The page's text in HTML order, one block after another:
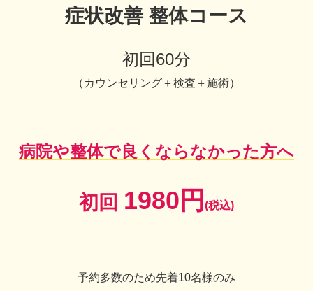
症状改善 整体コース
初回60分
（ カウンセリング＋検査＋施術）
病院や整体で良くならなかった方へ
初回 1980円 (税込)
予約多数のため先着10名様のみ